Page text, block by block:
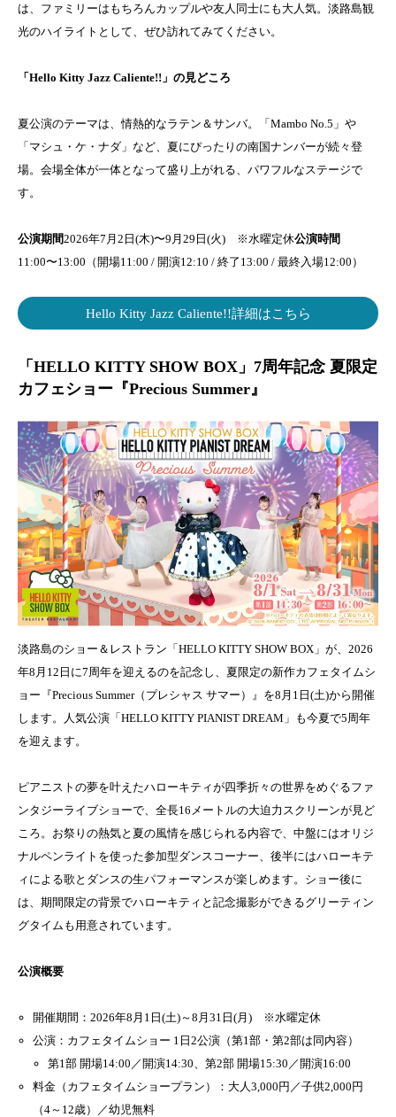
は、ファミリーはもちろんカップルや友人同士にも大人気。淡路島観
光のハイライトとして、ぜひ訪れてみてください。
「Hello Kitty Jazz Caliente!!」の見どころ
夏公演のテーマは、情熱的なラテン＆サンバ。「Mambo No.5」や
「マシュ・ケ・ナダ」など、夏にぴったりの南国ナンバーが続々登
場。会場全体が一体となって盛り上がれる、パワフルなステージで
す。
公演期間2026年7月2日(木)〜9月29日(火) ※水曜定休公演時間
11:00〜13:00（開場11:00 / 開演12:10 / 終了13:00 / 最終入場12:00）
Hello Kitty Jazz Caliente!!詳細はこちら
「HELLO KITTY SHOW BOX」7周年記念 夏限定
カフェショー『Precious Summer』
淡路島のショー＆レストラン「HELLO KITTY SHOW BOX」が、2026
年8月12日に7周年を迎えるのを記念し、夏限定の新作カフェタイムシ
ョー『Precious Summer（プレシャス サマー）』を8月1日(土)から開催
します。人気公演「HELLO KITTY PIANIST DREAM」も今夏で5周年
を迎えます。
ピアニストの夢を叶えたハローキティが四季折々の世界をめぐるファ
ンタジーライブショーで、全長16メートルの大迫力スクリーンが見ど
ころ。お祭りの熱気と夏の風情を感じられる内容で、中盤にはオリジ
ナルペンライトを使った参加型ダンスコーナー、後半にはハローキテ
ィによる歌とダンスの生パフォーマンスが楽しめます。ショー後に
は、期間限定の背景でハローキティと記念撮影ができるグリーティン
グタイムも用意されています。
公演概要
開催期間：2026年8月1日(土)～8月31日(月) ※水曜定休
公演：カフェタイムショー 1日2公演（第1部・第2部は同内容）
第1部 開場14:00／開演14:30、第2部 開場15:30／開演16:00
料金（カフェタイムショープラン）：大人3,000円／子供2,000円
（4～12歳）／幼児無料